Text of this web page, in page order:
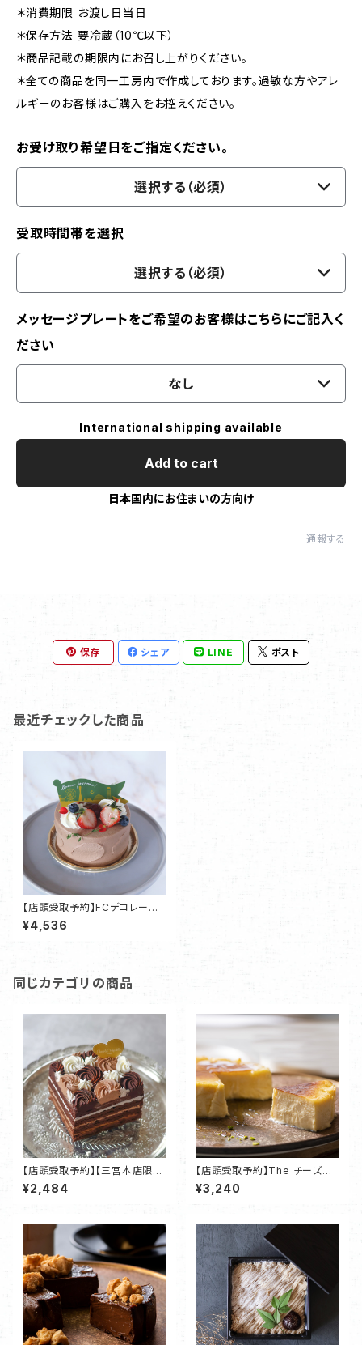
＊消費期限 お渡し日当日
＊保存方法 要冷蔵（10℃以下）
＊商品記載の期限内にお召し上がりください。
＊全ての商品を同一工房内で作成しております。過敏な方やアレ
ルギーのお客様はご購入をお控えください。
お受け取り希望日をご指定ください。
選択する（必須）
受取時間帯を選択
選択する（必須）
メッセージプレートをご希望のお客様はこちらにご記入く
ださい
なし
International shipping available
Add to cart
日本国内にお住まいの方向け
通報する
保存 シェア LINE ポスト
最近チェックした商品
【店頭受取予約】FCデコレーショ
ンケーキ 4号サイズ ショコラ
ショートケーキタイプ・神戸Cho
¥4,536
同じカテゴリの商品
【店頭受取予約】【三宮本店限
定】フルールショコラ デコレー
ションケーキ・神戸ChocolatR
¥2,484
【店頭受取予約】The チーズチ
ーズ
¥3,240